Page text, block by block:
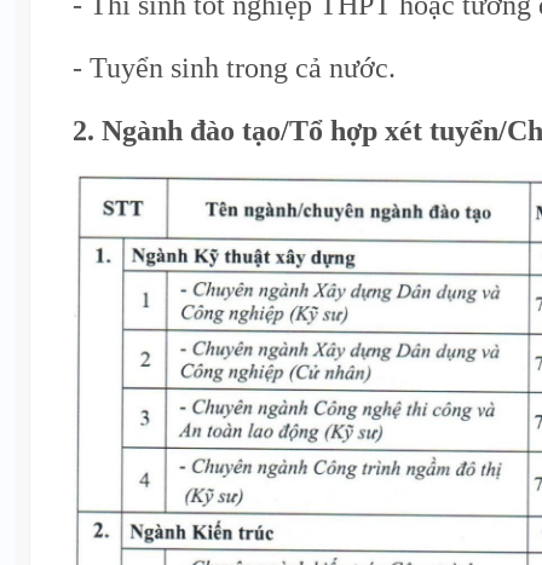
- Tuyển sinh trong cả nước.
2. Ngành đào tạo/Tổ hợp xét tuyển/